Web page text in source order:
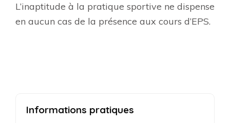
L’inaptitude à la pratique sportive ne dispense
en aucun cas de la présence aux cours d’EPS.
Informations pratiques